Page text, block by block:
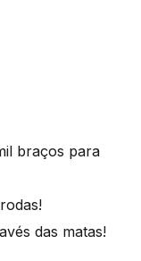
braços para
das matas!